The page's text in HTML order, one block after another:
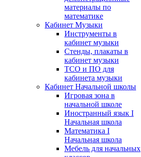
материалы по
математике
Кабинет Музыки
Инструменты в
кабинет музыки
Стенды, плакаты в
кабинет музыки
ТСО и ПО для
кабинета музыки
Кабинет Начальной школы
Игровая зона в
начальной школе
Иностранный язык I
Начальная школа
Математика I
Начальная школа
Мебель для начальных